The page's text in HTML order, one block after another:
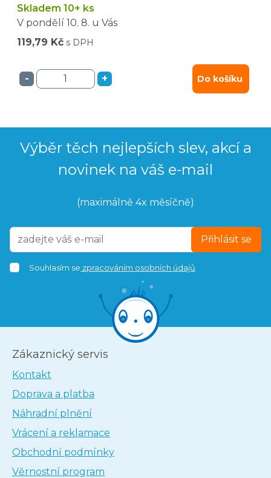
Skladem 10+ ks
V pondělí 10. 8. u Vás
119,79 Kč s DPH
- + Do košíku
Výběr těch nejlepších slev, akcí a
novinek na váš e-mail
(maximálně 4x měsíčně)
Přihlásit se
Souhlasím se zpracováním osobních údajů
Zákaznický servis
Kontakt
Doprava a platba
Náhradní plnění
Vrácení a reklamace
Obchodní podmínky
Věrnostní program